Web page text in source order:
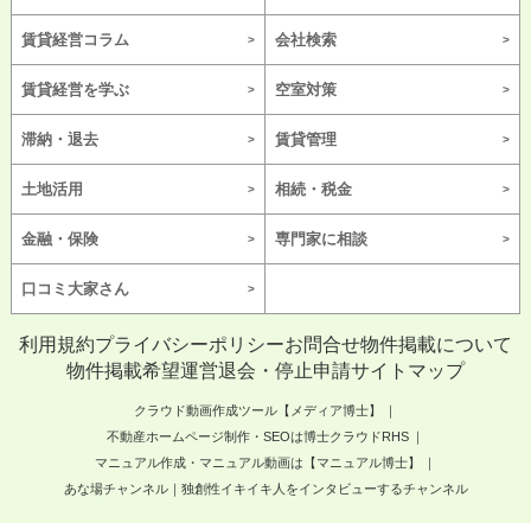
賃貸経営コラム 会社検索
賃貸経営を学ぶ 空室対策
滞納・退去 賃貸管理
土地活用 相続・税金
金融・保険 専門家に相談
口コミ大家さん
利用規約プライバシーポリシーお問合せ物件掲載について
物件掲載希望運営退会・停止申請サイトマップ
クラウド動画作成ツール【メディア博士】
不動産ホームページ制作・SEOは博士クラウドRHS
マニュアル作成・マニュアル動画は【マニュアル博士】
あな場チャンネル｜独創性イキイキ人をインタビューするチャンネル